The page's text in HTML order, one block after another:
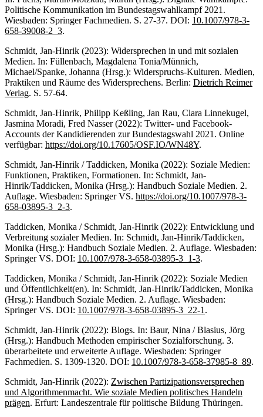
Politische Kommunikation im Bundestagswahlkampf 2021.
Wiesbaden: Springer Fachmedien. S. 27-37. DOI: 10.1007/978-3-
658-39008-2_3.
Schmidt, Jan-Hinrik (2023): Widersprechen in und mit sozialen
Medien. In: Füllenbach, Magdalena Tonia/Münnich,
Michael/Spanke, Johanna (Hrsg.): Widerspruchs-Kulturen. Medien,
Praktiken und Räume des Widersprechens. Berlin: Dietrich Reimer
Verlag. S. 57-64.
Schmidt, Jan-Hinrik, Philipp Keßling, Jan Rau, Clara Linnekugel,
Jasmina Moradi, Fred Nasser (2022): Twitter- und Facebook-
Accounts der Kandidierenden zur Bundestagswahl 2021. Online
verfügbar: https://doi.org/10.17605/OSF.IO/WN48Y.
Schmidt, Jan-Hinrik / Taddicken, Monika (2022): Soziale Medien:
Funktionen, Praktiken, Formationen. In: Schmidt, Jan-
Hinrik/Taddicken, Monika (Hrsg.): Handbuch Soziale Medien. 2.
Auflage. Wiesbaden: Springer VS. https://doi.org/10.1007/978-3-
658-03895-3_2-3.
Taddicken, Monika / Schmidt, Jan-Hinrik (2022): Entwicklung und
Verbreitung sozialer Medien. In: Schmidt, Jan-Hinrik/Taddicken,
Monika (Hrsg.): Handbuch Soziale Medien. 2. Auflage. Wiesbaden:
Springer VS. DOI: 10.1007/978-3-658-03895-3_1-3.
Taddicken, Monika / Schmidt, Jan-Hinrik (2022): Soziale Medien
und Öffentlichkeit(en). In: Schmidt, Jan-Hinrik/Taddicken, Monika
(Hrsg.): Handbuch Soziale Medien. 2. Auflage. Wiesbaden:
Springer VS. DOI: 10.1007/978-3-658-03895-3_22-1 .
Schmidt, Jan-Hinrik (2022): Blogs. In: Baur, Nina / Blasius, Jörg
(Hrsg.): Handbuch Methoden empirischer Sozialforschung. 3.
überarbeitete und erweiterte Auflage. Wiesbaden: Springer
Fachmedien. S. 1309-1320. DOI: 10.1007/978-3-658-37985-8_89.
Schmidt, Jan-Hinrik (2022): Zwischen Partizipationsversprechen
und Algorithmenmacht. Wie soziale Medien politisches Handeln
prägen. Erfurt: Landeszentrale für politische Bildung Thüringen.